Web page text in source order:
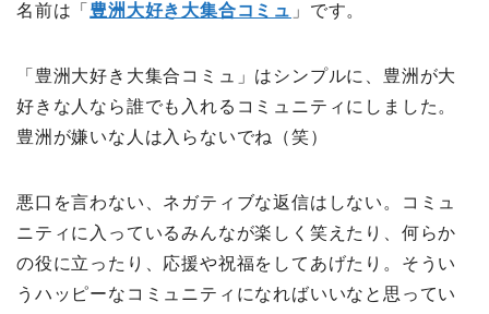
名前は「 豊洲大好き大集合コミュ 」です。
「豊洲大好き大集合コミュ」はシンプルに、豊洲が大
好きな人なら誰でも入れるコミュニティにしました。
豊洲が嫌いな人は入らないでね（笑）
悪口を言わない、ネガティブな返信はしない。コミュ
ニティに入っているみんなが楽しく笑えたり、何らか
の役に立ったり、応援や祝福をしてあげたり。そうい
うハッピーなコミュニティになればいいなと思ってい